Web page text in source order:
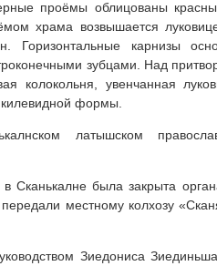
проёмы облицованы
храма возвышается
Горизонтальные карнизы
зубцами. Над
колокольня, увенчанная
формы.
латышском
Сканькалне была закрыта
местному колхозу
Зиедониса